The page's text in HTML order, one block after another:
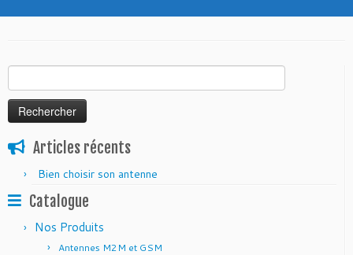
Rechercher :
Articles récents
Bien choisir son antenne
Catalogue
Nos Produits
Antennes M2M et GSM